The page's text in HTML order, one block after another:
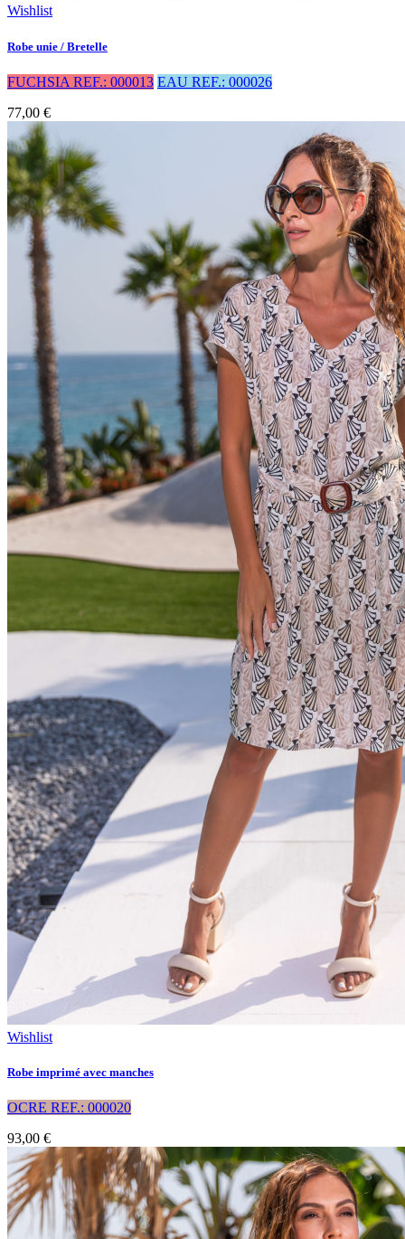
Wishlist
Robe unie / Bretelle
FUCHSIA REF.: 000013 EAU REF.: 000026
77,00 €
Wishlist
Robe imprimé avec manches
OCRE REF.: 000020
93,00 €